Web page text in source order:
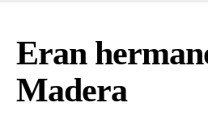
Eran
Madera